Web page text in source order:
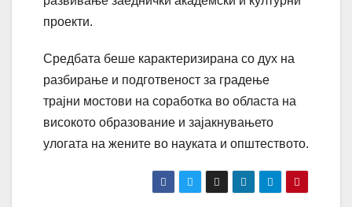
проекти.
Средбата беше карактеризирана со дух на
разбирање и подготвеност за градење
трајни мостови на соработка во областа на
високото образование и зајакнувањето
улогата на жените во науката и општеството.